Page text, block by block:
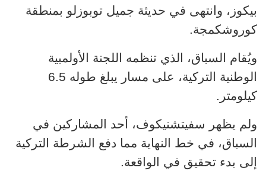
بيكوز، وانتهى في حديثة جميل توبوزلو بمنطقة
كوروشكمجة.
ويُقام السباق، الذي تنظمه اللجنة الأولمبية
الوطنية التركية، على مسار يبلغ طوله 6.5
كيلومتر.
ولم يظهر سفيتشنيكوف، أحد المشاركين في
السباق، في خط النهاية مما دفع الشرطة التركية
إلى بدء تحقيق في الواقعة.